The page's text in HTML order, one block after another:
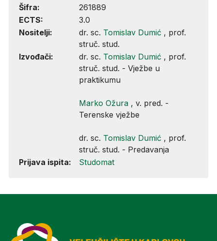
Šifra:
261889
ECTS:
3.0
Nositelji:
dr. sc. Tomislav Dumić , prof.
struč. stud.
Izvođači:
dr. sc. Tomislav Dumić , prof.
struč. stud. - Vježbe u
praktikumu
Marko Ožura , v. pred. -
Terenske vježbe
dr. sc. Tomislav Dumić , prof.
struč. stud. - Predavanja
Prijava ispita:
Studomat